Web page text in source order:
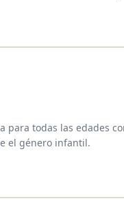
para todas las edades
el género infantil.